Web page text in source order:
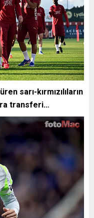
sarı-kırmızılıların
transferi…